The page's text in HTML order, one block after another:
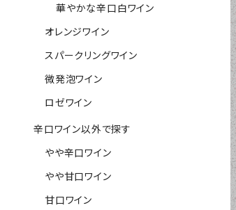
華やかな辛口白ワイン
オレンジワイン
スパークリングワイン
微発泡ワイン
ロゼワイン
辛口ワイン以外で探す
やや辛口ワイン
やや甘口ワイン
甘口ワイン